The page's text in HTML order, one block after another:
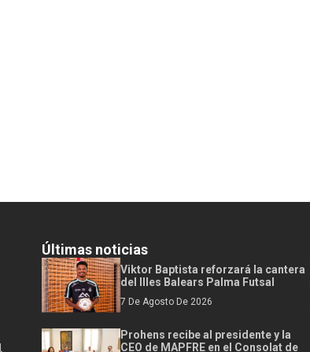
Últimas noticias
Viktor Baptista reforzará la cantera
del Illes Balears Palma Futsal
7 De Agosto De 2026
Prohens recibe al presidente y la
CEO de MAPFRE en el Consolat de